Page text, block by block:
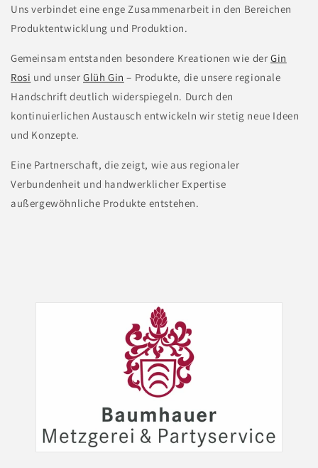
Uns verbindet eine enge Zusammenarbeit in den Bereichen
Produktentwicklung und Produktion.
Gemeinsam entstanden besondere Kreationen wie derGin
Rosi und unserGlüh Gin – Produkte, die unsere regionale
Handschrift deutlich widerspiegeln. Durch den
kontinuierlichen Austausch entwickeln wir stetig neue Ideen
und Konzepte.
Eine Partnerschaft, die zeigt, wie aus regionaler
Verbundenheit und handwerklicher Expertise
außergewöhnliche Produkte entstehen.